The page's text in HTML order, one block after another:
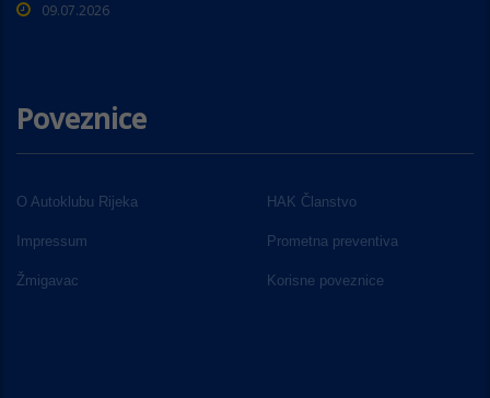
09.07.2026
Poveznice
O Autoklubu Rijeka HAK Članstvo
Impressum Prometna preventiva
Žmigavac Korisne poveznice